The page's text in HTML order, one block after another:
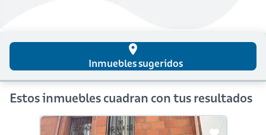
place
Inmuebles sugeridos
Estos inmuebles cuadran con tus resultados